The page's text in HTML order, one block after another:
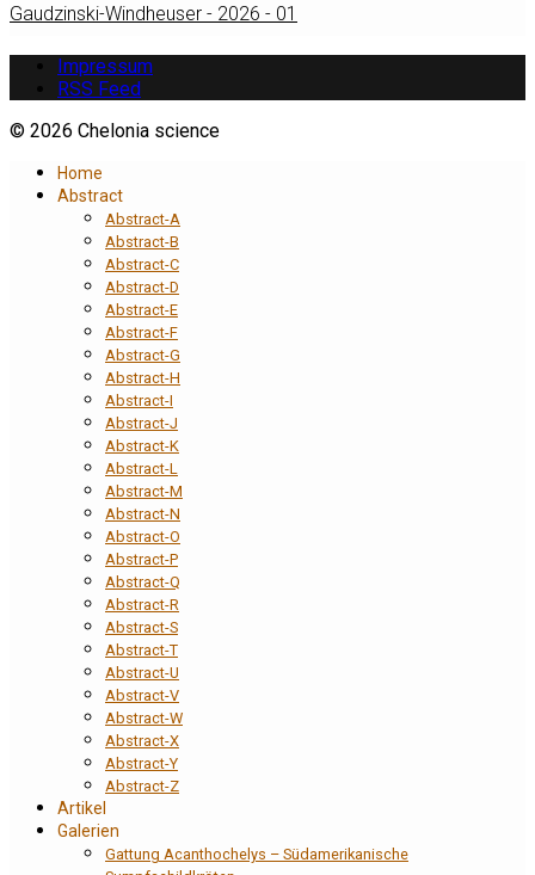
Gaudzinski-Windheuser - 2026 - 01
Impressum
RSS Feed
© 2026 Chelonia science
Home
Abstract
Abstract-A
Abstract-B
Abstract-C
Abstract-D
Abstract-E
Abstract-F
Abstract-G
Abstract-H
Abstract-I
Abstract-J
Abstract-K
Abstract-L
Abstract-M
Abstract-N
Abstract-O
Abstract-P
Abstract-Q
Abstract-R
Abstract-S
Abstract-T
Abstract-U
Abstract-V
Abstract-W
Abstract-X
Abstract-Y
Abstract-Z
Artikel
Galerien
Gattung Acanthochelys – Südamerikanische